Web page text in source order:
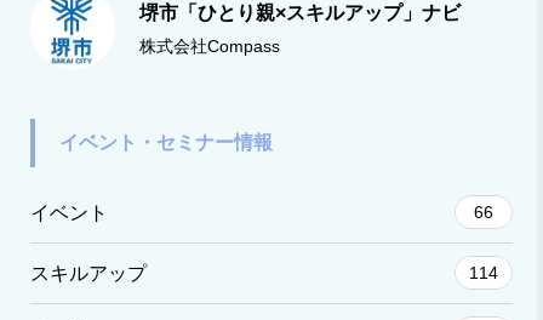
堺市「ひとり親×スキルアップ」ナビ
株式会社Compass
イベント・セミナー情報
イベント 66
スキルアップ 114